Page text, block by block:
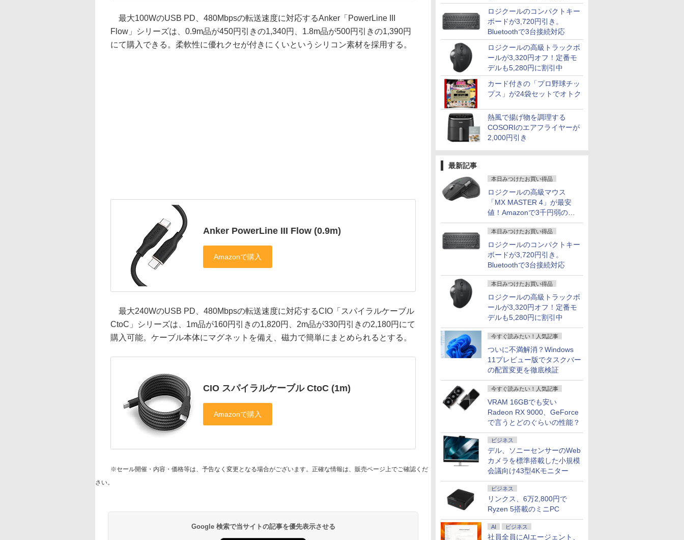
引
ロジクールのコンパクトキー
ボードが3,720円引き。
Bluetoothで3台接続対応
ロジクールの高級トラックボ
ールが3,320円オフ！定番モ
デルも5,280円に割引中
カード付きの「プロ野球チッ
プス」が24袋セットでオトク
熱風で揚げ物を調理する
COSORIのエアフライヤーが
2,000円引き
最新記事
本日みつけたお買い得品
ロジクールの高級マウス
「MX MASTER 4」が最安
値！Amazonで3千円弱の割
引
本日みつけたお買い得品
ロジクールのコンパクトキー
ボードが3,720円引き。
Bluetoothで3台接続対応
本日みつけたお買い得品
ロジクールの高級トラックボ
ールが3,320円オフ！定番モ
デルも5,280円に割引中
今すぐ読みたい！人気記事
ついに不満解消？Windows
11プレビュー版でタスクバー
の配置変更を徹底検証
今すぐ読みたい！人気記事
VRAM 16GBでも安い
Radeon RX 9000、GeForce
で言うとどのぐらいの性能？
ビジネス
デル、ソニーセンサーのWeb
カメラを標準搭載した小規模
会議向け43型4Kモニター
ビジネス
リンクス、6万2,800円で
Ryzen 5搭載のミニPC
AI ビジネス
社員全員にAIエージェント、
最大100WのUSB PD、480Mbpsの転送速度に対応するAnker「PowerLine III
Flow」シリーズは、0.9m品が450円引きの1,340円、1.8m品が500円引きの1,390円
にて購入できる。柔軟性に優れクセが付きにくいというシリコン素材を採用する。
Anker PowerLine III Flow (0.9m)
最大240WのUSB PD、480Mbpsの転送速度に対応するCIO「スパイラルケーブル
CtoC」シリーズは、1m品が160円引きの1,820円、2m品が330円引きの2,180円にて
購入可能。ケーブル本体にマグネットを備え、磁力で簡単にまとめられるとする。
CIO スパイラルケーブル CtoC (1m)
※セール開催・内容・価格等は、予告なく変更となる場合がございます。正確な情報は、販売ページ上でご確認くだ
さい。
Google 検索で当サイトの記事を優先表示させる